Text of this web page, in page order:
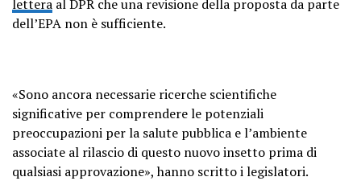
lettera al DPR che una revisione della proposta da parte
dell’EPA non è sufficiente.
«Sono ancora necessarie ricerche scientifiche
significative per comprendere le potenziali
preoccupazioni per la salute pubblica e l’ambiente
associate al rilascio di questo nuovo insetto prima di
qualsiasi approvazione», hanno scritto i legislatori.